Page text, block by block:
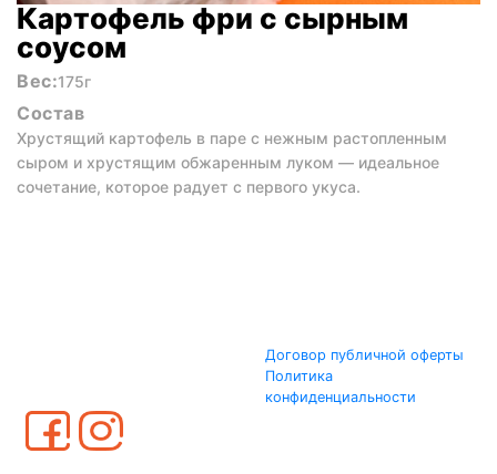
Картофель фри с сырным
соусом
Вес:175г
Состав
Хрустящий картофель в паре с нежным растопленным
сыром и хрустящим обжаренным луком — идеальное
сочетание, которое радует с первого укуса.
Договор публичной оферты
Политика
конфиденциальности